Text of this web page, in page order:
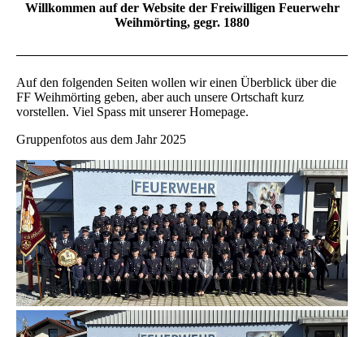
Willkommen auf der Website der Freiwilligen Feuerwehr
Weihmörting, gegr. 1880
Auf den folgenden Seiten wollen wir einen Überblick über die
FF Weihmörting geben, aber auch unsere Ortschaft kurz
vorstellen. Viel Spass mit unserer Homepage.
Gruppenfotos aus dem Jahr 2025